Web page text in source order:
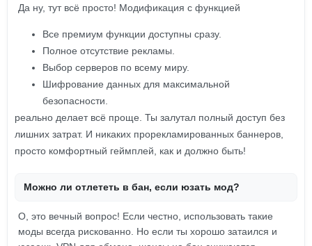
Да ну, тут всё просто! Модификация с функцией
Все премиум функции доступны сразу.
Полное отсутствие рекламы.
Выбор серверов по всему миру.
Шифрование данных для максимальной
безопасности.
реально делает всё проще. Ты залутал полный доступ без
лишних затрат. И никаких прорекламированных баннеров,
просто комфортный геймплей, как и должно быть!
Можно ли отлететь в бан, если юзать мод?
О, это вечный вопрос! Если честно, использовать такие
моды всегда рискованно. Но если ты хорошо затаился и